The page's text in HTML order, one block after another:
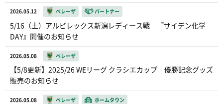
2026.05.12 ベレーザ パートナー
5/16（土）アルビレックス新潟レディース戦 『サイデン化学
DAY』開催のお知らせ
2026.05.08 ベレーザ
【5/8更新】2025/26 WEリーグ クラシエカップ 優勝記念グッズ
販売のお知らせ
2026.05.08 ベレーザ ホームタウン